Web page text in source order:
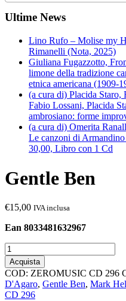
Ultime News
Lino Rufo – Molise my
Rimanelli (Nota, 2025)
Giuliana Fugazzotto,
limone della tradizione
etnica americana (1909-
(a cura di) Placida Staro,
Fabio Lossani, Placida
ambrosiano: forme
(a cura di) Omerita
Le canzoni di
30,00, Libro con 1 Cd
Gentle Ben
€15,00 IVA inclusa
Ean 8033481632967
Gentle
Ben
quantità
Acquista
COD: ZEROMUSIC CD 296
D'Agaro, Gentle Ben, Mark
CD 296